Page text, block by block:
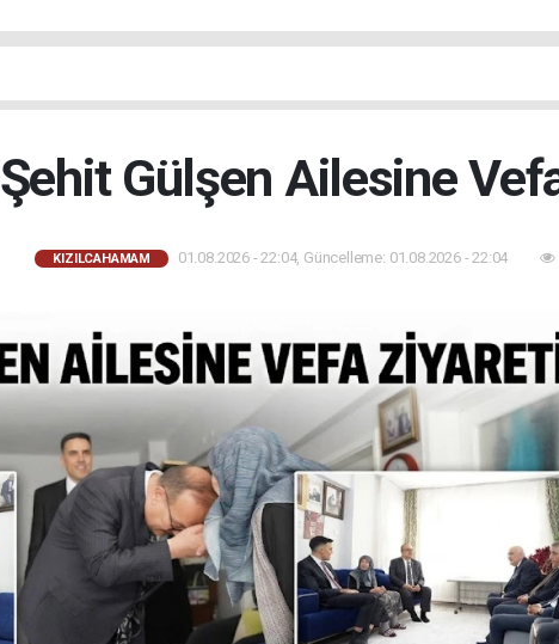
Şehit Gülşen Ailesine
KIZILCAHAMAM 01.08.2026 - 22:04, Güncelleme: 01.08.2026 - 22:04